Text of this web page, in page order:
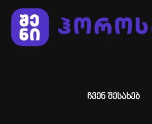
ჩვენ შესახებ